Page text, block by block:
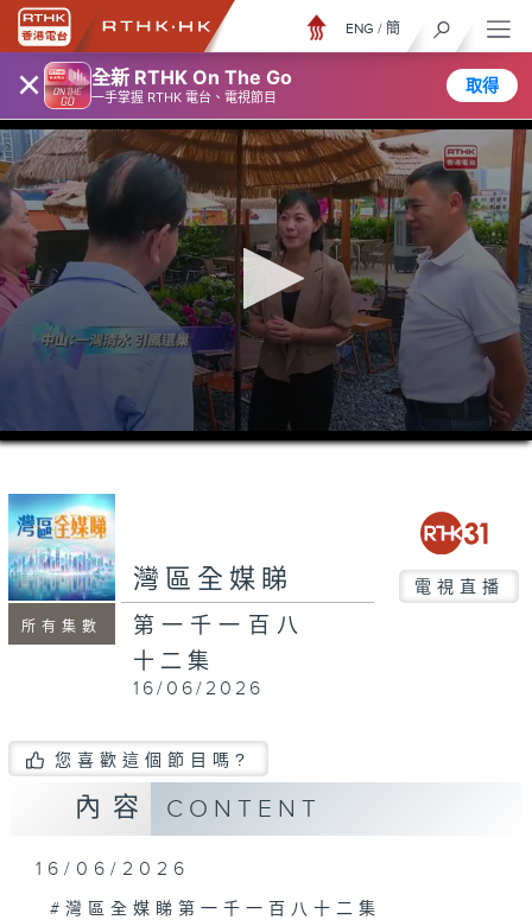
× 全新 RTHK On The Go
一手掌握 RTHK 電台、電視節目
取得
ENG / 簡
0
seconds
minutes,
7
seconds
所有集數
灣區全媒睇 電視直播
第一千一百八
十二集
16/06/2026
您喜歡這個節目嗎?
內容 CONTENT
16/06/2026
#灣區全媒睇第一千一百八十二集